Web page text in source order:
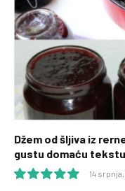
Džem od šljiva iz
gustu domaću
14